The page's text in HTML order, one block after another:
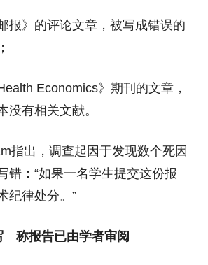
报》的评论文章，被写成错误的
Economics》期刊的文章，
没有相关文献。
指出，调查起因于发现数个死因
错：“如果一名学生提交这份报
纪律处分。”
称报告已由学者审阅